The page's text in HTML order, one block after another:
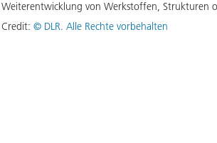
Weiterentwicklung von Werkstoffen, Strukturen
Credit: © DLR. Alle Rechte vorbehalten